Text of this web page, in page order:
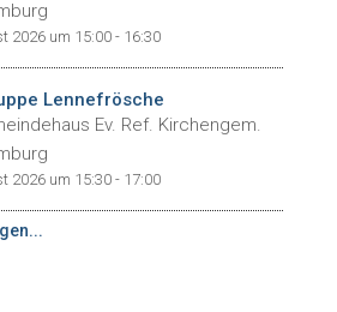
2026 um 15:00 - 16:30
Lennefrösche
Ev. Ref. Kirchengem.
2026 um 15:30 - 17:00